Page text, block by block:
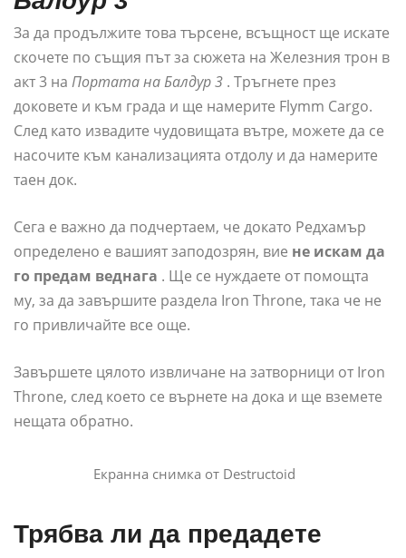
За да продължите това търсене, всъщност ще искате
скочете по същия път за сюжета на Железния трон в
акт 3 на Портата на Балдур 3 . Тръгнете през
доковете и към града и ще намерите Flymm Cargo.
След като извадите чудовищата вътре, можете да се
насочите към канализацията отдолу и да намерите
таен док.
Сега е важно да подчертаем, че докато Редхамър
определено е вашият заподозрян, вие не искам да
го предам веднага . Ще се нуждаете от помощта
му, за да завършите раздела Iron Throne, така че не
го привличайте все още.
Завършете цялото извличане на затворници от Iron
Throne, след което се върнете на дока и ще вземете
нещата обратно.
Екранна снимка от Destructoid
Трябва ли да предадете